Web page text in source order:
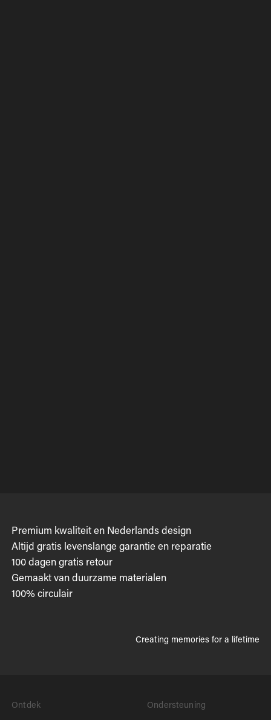
Premium kwaliteit en Nederlands design
Altijd gratis levenslange garantie en reparatie
100 dagen gratis retour
Gemaakt van duurzame materialen
100% circulair
Creating memories for a lifetime
Ontdek Ondersteuning